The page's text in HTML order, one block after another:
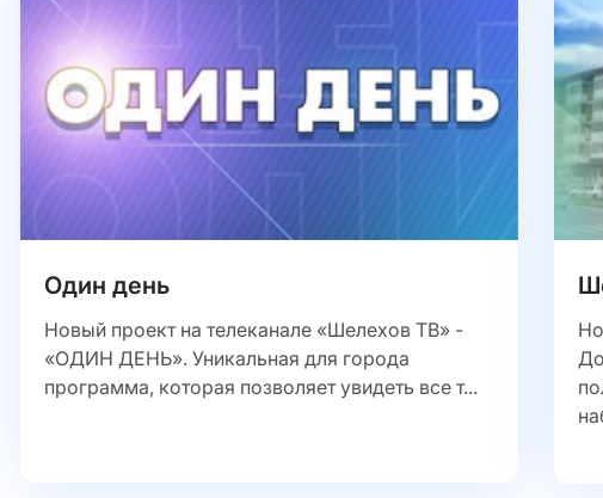
Один день
Новый проект на телеканале «Шелехов ТВ» -
«ОДИН ДЕНЬ». Уникальная для города
программа, которая позволяет увидеть все т...